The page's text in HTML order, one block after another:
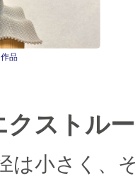
品
クストル
は小さく、